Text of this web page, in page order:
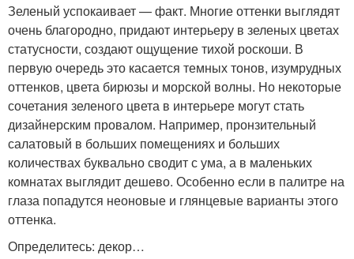
Зеленый успокаивает — факт. Многие оттенки выглядят
очень благородно, придают интерьеру в зеленых цветах
статусности, создают ощущение тихой роскоши. В
первую очередь это касается темных тонов, изумрудных
оттенков, цвета бирюзы и морской волны. Но некоторые
сочетания зеленого цвета в интерьере могут стать
дизайнерским провалом. Например, пронзительный
салатовый в больших помещениях и больших
количествах буквально сводит с ума, а в маленьких
комнатах выглядит дешево. Особенно если в палитре на
глаза попадутся неоновые и глянцевые варианты этого
оттенка.
Определитесь: декор…